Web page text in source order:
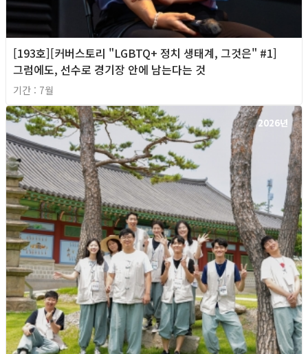
[193호][커버스토리 "LGBTQ+ 정치 생태계, 그것은" #1]
그럼에도, 선수로 경기장 안에 남는다는 것
기간 : 7월
2026년